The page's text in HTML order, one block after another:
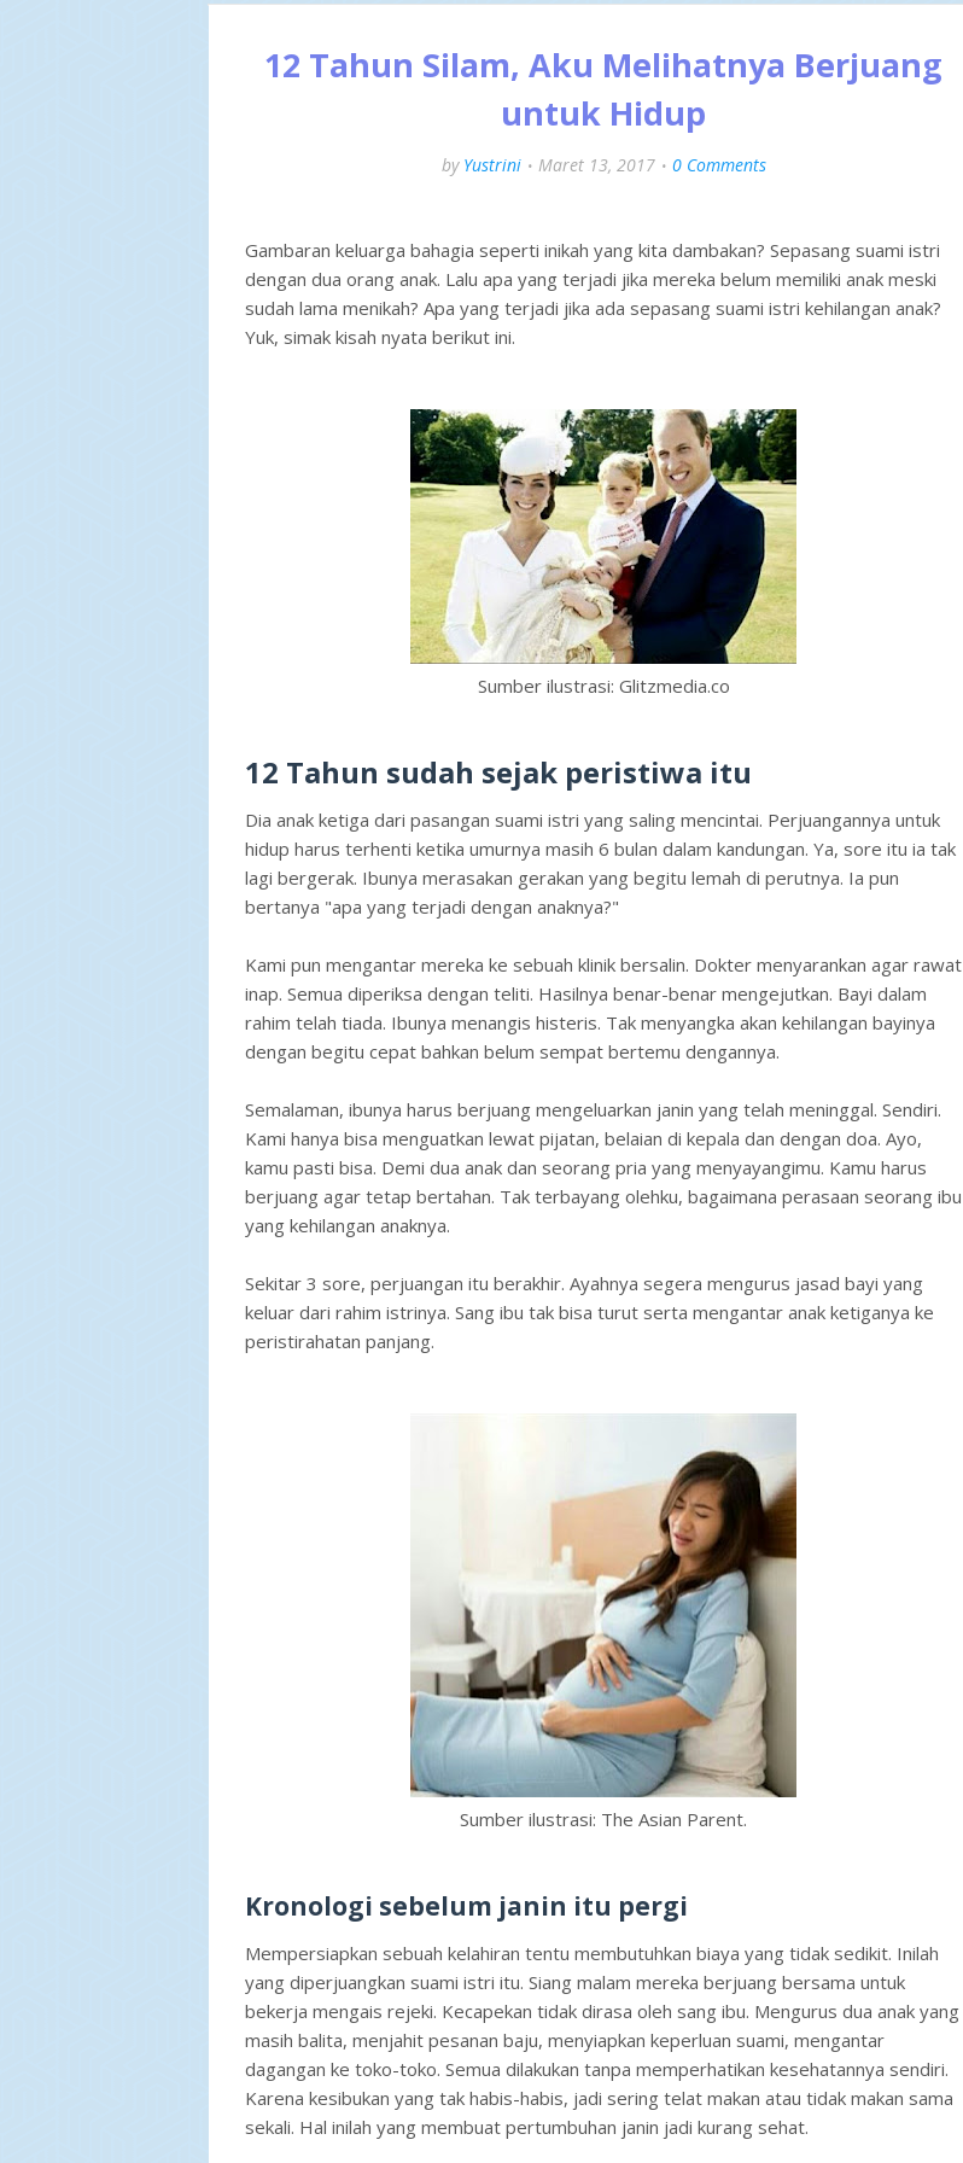
12 Tahun Silam, Aku Melihatnya Berjuang
untuk Hidup
by Yustrini Maret 13, 2017 0 Comments
Gambaran keluarga bahagia seperti inikah yang kita dambakan? Sepasang suami istri
dengan dua orang anak. Lalu apa yang terjadi jika mereka belum memiliki anak meski
sudah lama menikah? Apa yang terjadi jika ada sepasang suami istri kehilangan anak?
Yuk, simak kisah nyata berikut ini.
Sumber ilustrasi: Glitzmedia.co
12 Tahun sudah sejak peristiwa itu
Dia anak ketiga dari pasangan suami istri yang saling mencintai. Perjuangannya untuk
hidup harus terhenti ketika umurnya masih 6 bulan dalam kandungan. Ya, sore itu ia tak
lagi bergerak. Ibunya merasakan gerakan yang begitu lemah di perutnya. Ia pun
bertanya "apa yang terjadi dengan anaknya?"
Kami pun mengantar mereka ke sebuah klinik bersalin. Dokter menyarankan agar rawat
inap. Semua diperiksa dengan teliti. Hasilnya benar-benar mengejutkan. Bayi dalam
rahim telah tiada. Ibunya menangis histeris. Tak menyangka akan kehilangan bayinya
dengan begitu cepat bahkan belum sempat bertemu dengannya.
Semalaman, ibunya harus berjuang mengeluarkan janin yang telah meninggal. Sendiri.
Kami hanya bisa menguatkan lewat pijatan, belaian di kepala dan dengan doa. Ayo,
kamu pasti bisa. Demi dua anak dan seorang pria yang menyayangimu. Kamu harus
berjuang agar tetap bertahan. Tak terbayang olehku, bagaimana perasaan seorang ibu
yang kehilangan anaknya.
Sekitar 3 sore, perjuangan itu berakhir. Ayahnya segera mengurus jasad bayi yang
keluar dari rahim istrinya. Sang ibu tak bisa turut serta mengantar anak ketiganya ke
peristirahatan panjang.
Sumber ilustrasi: The Asian Parent.
Kronologi sebelum janin itu pergi
Mempersiapkan sebuah kelahiran tentu membutuhkan biaya yang tidak sedikit. Inilah
yang diperjuangkan suami istri itu. Siang malam mereka berjuang bersama untuk
bekerja mengais rejeki. Kecapekan tidak dirasa oleh sang ibu. Mengurus dua anak yang
masih balita, menjahit pesanan baju, menyiapkan keperluan suami, mengantar
dagangan ke toko-toko. Semua dilakukan tanpa memperhatikan kesehatannya sendiri.
Karena kesibukan yang tak habis-habis, jadi sering telat makan atau tidak makan sama
sekali. Hal inilah yang membuat pertumbuhan janin jadi kurang sehat.